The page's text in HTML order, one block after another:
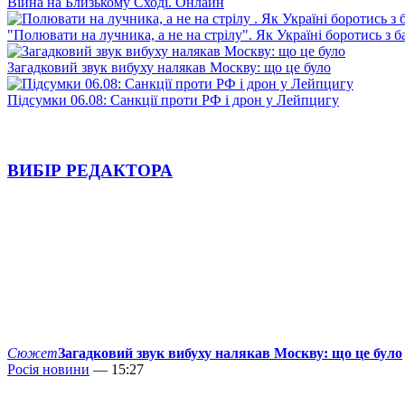
"Полювати на лучника, а не на стрілу". Як Україні боротись з
Загадковий звук вибуху налякав Москву: що це було
Підсумки 06.08: Санкції проти РФ і дрон у Лейпцигу
ВИБІР РЕДАКТОРА
СюжетЗагадковий звук вибуху налякав Москву: що це було
Росія новини — 15:27